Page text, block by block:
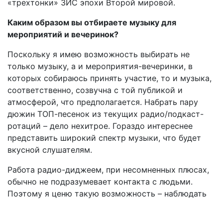
«трехтонки» ЗИС эпохи Второй мировой.
Каким образом вы отбираете музыку для
мероприятий и вечеринок?
Поскольку я имею возможность выбирать не
только музыку, а и мероприятия-вечеринки, в
которых собираюсь принять участие, то и музыка,
соответственно, созвучна с той публикой и
атмосферой, что предполагается. Набрать пару
дюжин ТОП-песенок из текущих радио/подкаст-
ротаций – дело нехитрое. Гораздо интереснее
представить широкий спектр музыки, что будет
вкусной слушателям.
Работа радио-диджеем, при несомненных плюсах,
обычно не подразумевает контакта с людьми.
Поэтому я ценю такую возможность – наблюдать